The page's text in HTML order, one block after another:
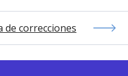
de correcciones